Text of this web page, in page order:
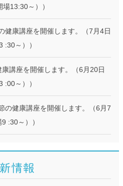
13:30～））
健康講座を開催します。（7月4日
:30～））
講座を開催します。（6月20日
:00～））
の健康講座を開催します。（6月7
:30～））